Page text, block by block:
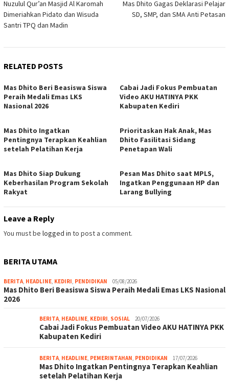
navigation
Nuzulul Qur’an Masjid Al Karomah
Dimeriahkan Pidato dan Wisuda
Santri TPQ dan Madin
Mas Dhito Gagas Deklarasi Pelajar
SD, SMP, dan SMA Anti Petasan
RELATED POSTS
Mas Dhito Beri Beasiswa Siswa
Peraih Medali Emas LKS
Nasional 2026
Cabai Jadi Fokus Pembuatan
Video AKU HATINYA PKK
Kabupaten Kediri
Mas Dhito Ingatkan
Pentingnya Terapkan Keahlian
setelah Pelatihan Kerja
Prioritaskan Hak Anak, Mas
Dhito Fasilitasi Sidang
Penetapan Wali
Mas Dhito Siap Dukung
Keberhasilan Program Sekolah
Rakyat
Pesan Mas Dhito saat MPLS,
Ingatkan Penggunaan HP dan
Larang Bullying
Leave a Reply
You must be logged in to post a comment.
BERITA UTAMA
BERITA, HEADLINE, KEDIRI, PENDIDIKAN 05/08/2026
Mas Dhito Beri Beasiswa Siswa Peraih Medali Emas LKS Nasional
2026
BERITA, HEADLINE, KEDIRI, SOSIAL 20/07/2026
Cabai Jadi Fokus Pembuatan Video AKU HATINYA PKK
Kabupaten Kediri
BERITA, HEADLINE, PEMERINTAHAN, PENDIDIKAN 17/07/2026
Mas Dhito Ingatkan Pentingnya Terapkan Keahlian
setelah Pelatihan Kerja